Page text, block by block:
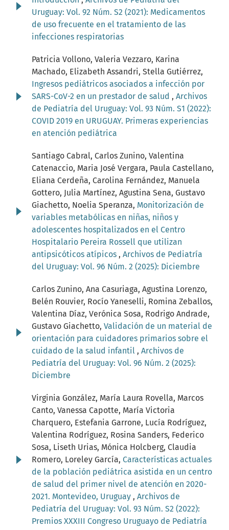
Uruguay: Vol. 92 Núm. S2 (2021): Medicamentos
de uso frecuente en el tratamiento de las
infecciones respiratorias
Patricia Vollono, Valeria Vezzaro, Karina
Machado, Elizabeth Assandri, Stella Gutiérrez,
Ingresos pediátricos asociados a infección por
SARS-CoV-2 en un prestador de salud , Archivos
de Pediatría del Uruguay: Vol. 93 Núm. S1 (2022):
COVID 2019 en URUGUAY. Primeras experiencias
en atención pediátrica
Santiago Cabral, Carlos Zunino, Valentina
Catenaccio, Maria José Vergara, Paula Castellano,
Eliana Cerdeña, Carolina Fernández, Manuela
Gottero, Julia Martínez, Agustina Sena, Gustavo
Giachetto, Noelia Speranza, Monitorización de
variables metabólicas en niñas, niños y
adolescentes hospitalizados en el Centro
Hospitalario Pereira Rossell que utilizan
antipsicóticos atípicos , Archivos de Pediatría
del Uruguay: Vol. 96 Núm. 2 (2025): Diciembre
Carlos Zunino, Ana Casuriaga, Agustina Lorenzo,
Belén Rouvier, Rocío Yaneselli, Romina Zeballos,
Valentina Díaz, Verónica Sosa, Rodrigo Andrade,
Gustavo Giachetto, Validación de un material de
orientación para cuidadores primarios sobre el
cuidado de la salud infantil , Archivos de
Pediatría del Uruguay: Vol. 96 Núm. 2 (2025):
Diciembre
Virginia González, María Laura Rovella, Marcos
Canto, Vanessa Capotte, María Victoria
Charquero, Estefania Garrone, Lucía Rodríguez,
Valentina Rodríguez, Rosina Sanders, Federico
Sosa, Liseth Urias, Mónica Holcberg, Claudia
Romero, Loreley García, Características actuales
de la población pediátrica asistida en un centro
de salud del primer nivel de atención en 2020-
2021. Montevideo, Uruguay , Archivos de
Pediatría del Uruguay: Vol. 93 Núm. S2 (2022):
Premios XXXIII Congreso Uruguayo de Pediatría